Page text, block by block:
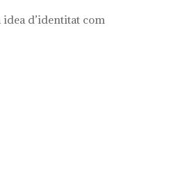
d’identitat com